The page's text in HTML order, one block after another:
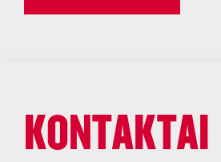
KONTAKTAI